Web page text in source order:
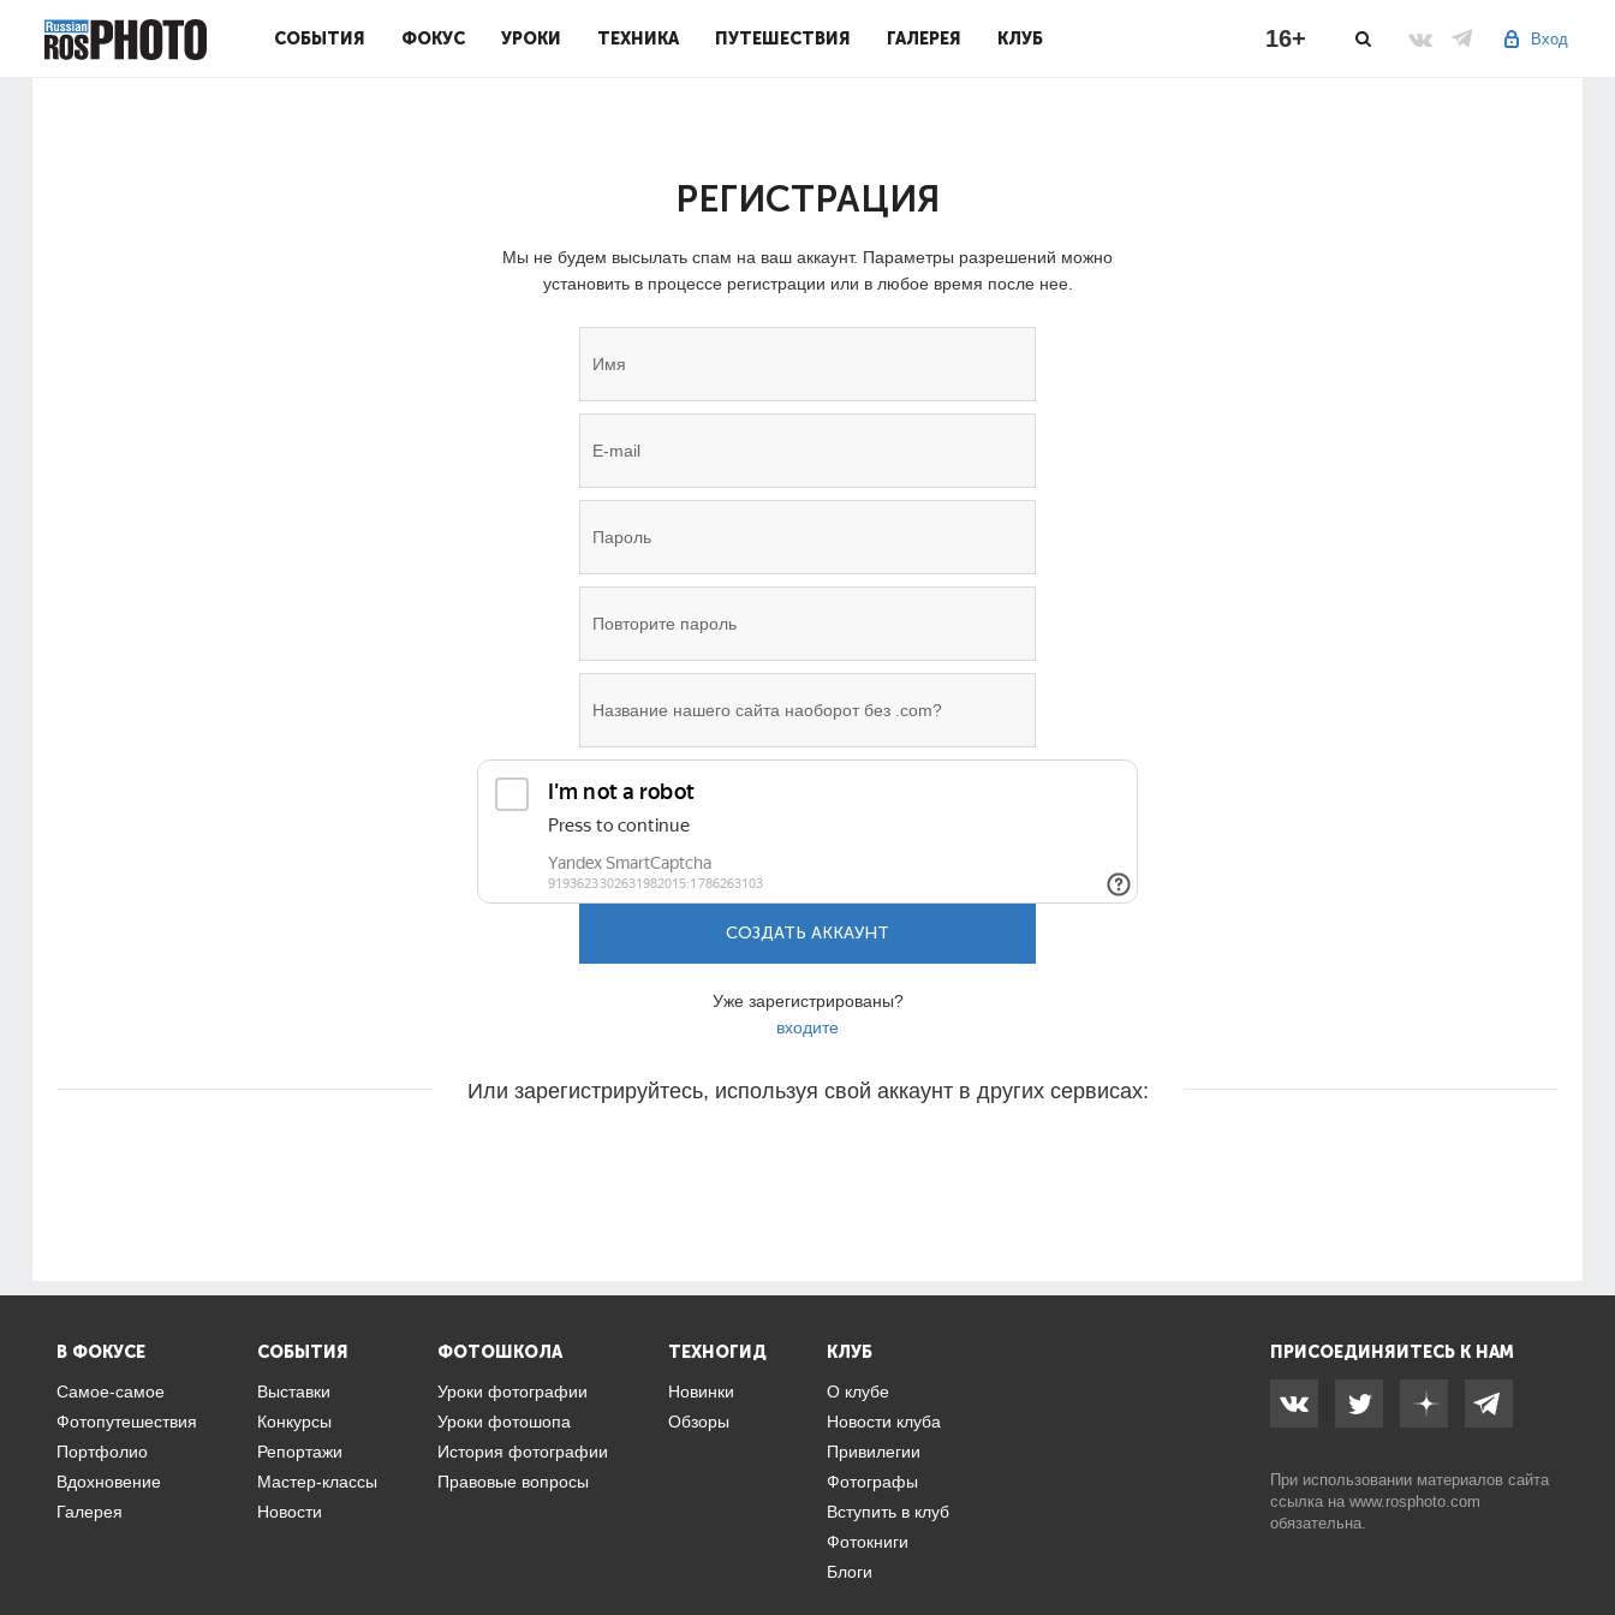
СОБЫТИЯ ФОКУС УРОКИ ТЕХНИКА ПУТЕШЕСТВИЯ ГАЛЕРЕЯ КЛУБ Вход
16+
РЕГИСТРАЦИЯ
Мы не будем высылать спам на ваш аккаунт. Параметры разрешений можно
установить в процессе регистрации или в любое время после нее.
СОЗДАТЬ АККАУНТ
Уже зарегистрированы?
входите
Или зарегистрируйтесь, используя свой аккаунт в других сервисах:
В ФОКУСЕ
Самое-самое
Фотопутешествия
Портфолио
Вдохновение
Галерея
СОБЫТИЯ
Выставки
Конкурсы
Репортажи
Мастер-классы
Новости
ФОТОШКОЛА
Уроки фотографии
Уроки фотошопа
История фотографии
Правовые вопросы
ТЕХНОГИД
Новинки
Обзоры
КЛУБ
О клубе
Новости клуба
Привилегии
Фотографы
Вступить в клуб
Фотокниги
Блоги
ПРИСОЕДИНЯЙТЕСЬ К НАМ
При использовании материалов сайта
ссылка на www.rosphoto.com
обязательна.